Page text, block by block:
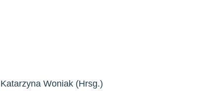
Woniak (Hrsg.)